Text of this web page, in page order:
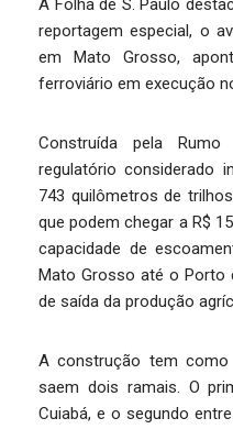
A Folha de S. Paulo
reportagem especial, o
em Mato Grosso,
ferroviário em execução
Construída pela
regulatório considerado
743 quilômetros de
que podem chegar a R$
capacidade de
Mato Grosso até o Porto
de saída da produção
A construção tem como
saem dois ramais. O
Cuiabá, e o segundo